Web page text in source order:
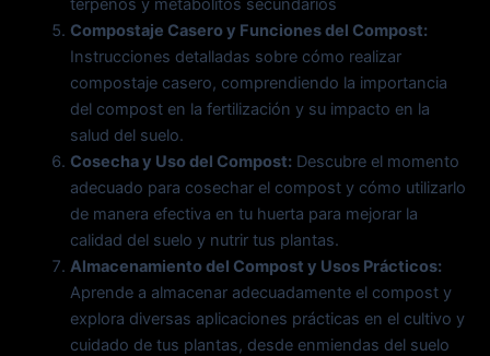
terpenos y metabolitos secundarios
Compostaje Casero y Funciones del Compost:
Instrucciones detalladas sobre cómo realizar
compostaje casero, comprendiendo la importancia
del compost en la fertilización y su impacto en la
salud del suelo.
Cosecha y Uso del Compost:Descubre el momento
adecuado para cosechar el compost y cómo utilizarlo
de manera efectiva en tu huerta para mejorar la
calidad del suelo y nutrir tus plantas.
Almacenamiento del Compost y Usos Prácticos:
Aprende a almacenar adecuadamente el compost y
explora diversas aplicaciones prácticas en el cultivo y
cuidado de tus plantas, desde enmiendas del suelo